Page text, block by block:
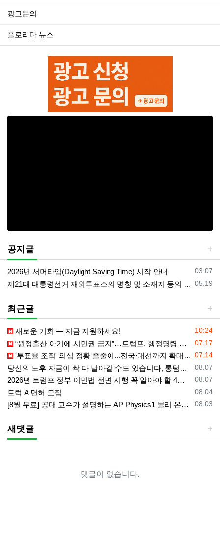
광고문의
플로리다 뉴스
공지글
등록일
03.07
2026년 서머타임(Daylight Saving Time) 시작 안내
등록일
05.19
제21대 대통령선거 재외투표소의 명칭 및 소재지 등의 공고/올랜도 제외 투표소
최근글
등록일
10:24
새로운 기회 — 지금 지원하세요!
등록일
07:17
“원정출산 아기에 시민권 금지”…트럼프, 행정명령 서명
등록일
07:14
'투표율 조작' 의심 정황 줄줄이...전국·대선까지 확대되나
등록일
08.07
당신의 노후 자금이 싹 다 날아갈 수도 있습니다, 롱텀케어 준비 하기
등록일
08.07
2026년 트럼프 정부 이민법 전면 시행 꼭 알아야 할 4가지!!
등록일
08.04
트럭 A 면허 모집
등록일
08.03
[8월 무료] 공대 교수가 설명하는 AP Physics1 물리 온라인 강의
새댓글
댓글이 없습니다.